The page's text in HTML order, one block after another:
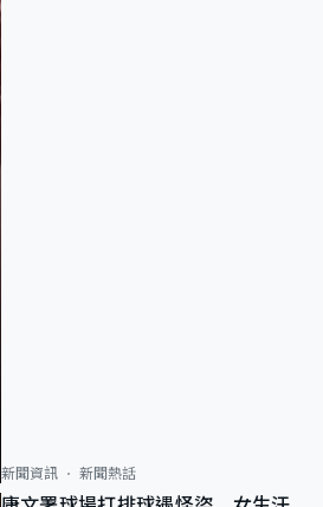
新聞資訊 新聞熱話